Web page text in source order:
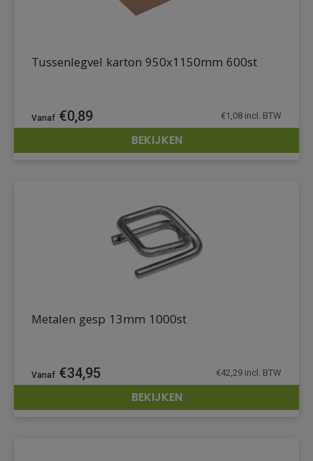
DETAILS
Tussenlegvel karton 950x1150mm 600st
€0,89 €1,08 incl. BTW
BEKIJKEN
DETAILS
Metalen gesp 13mm 1000st
€34,95 €42,29 incl. BTW
BEKIJKEN